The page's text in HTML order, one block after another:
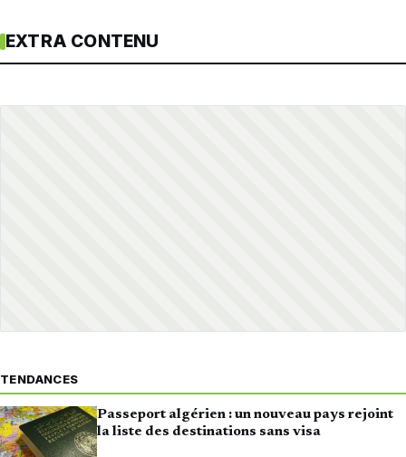
EXTRA CONTENU
TENDANCES
Passeport algérien : un nouveau pays rejoint
la liste des destinations sans visa